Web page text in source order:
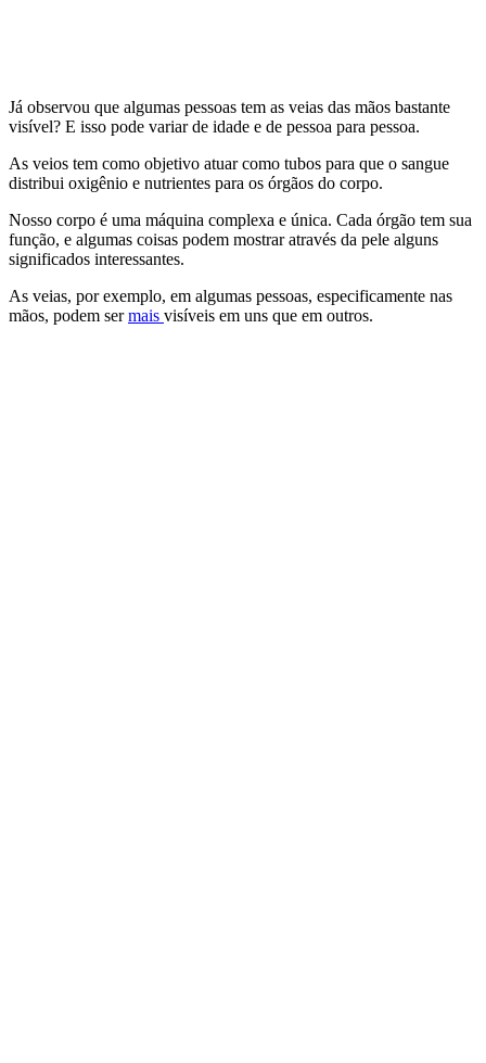
Já observou que algumas pessoas tem as veias das mãos bastante
visível? E isso pode variar de idade e de pessoa para pessoa.
As veios tem como objetivo atuar como tubos para que o sangue
distribui oxigênio e nutrientes para os órgãos do corpo.
Nosso corpo é uma máquina complexa e única. Cada órgão tem sua
função, e algumas coisas podem mostrar através da pele alguns
significados interessantes.
As veias, por exemplo, em algumas pessoas, especificamente nas
mãos, podem sermais visíveis em uns que em outros.